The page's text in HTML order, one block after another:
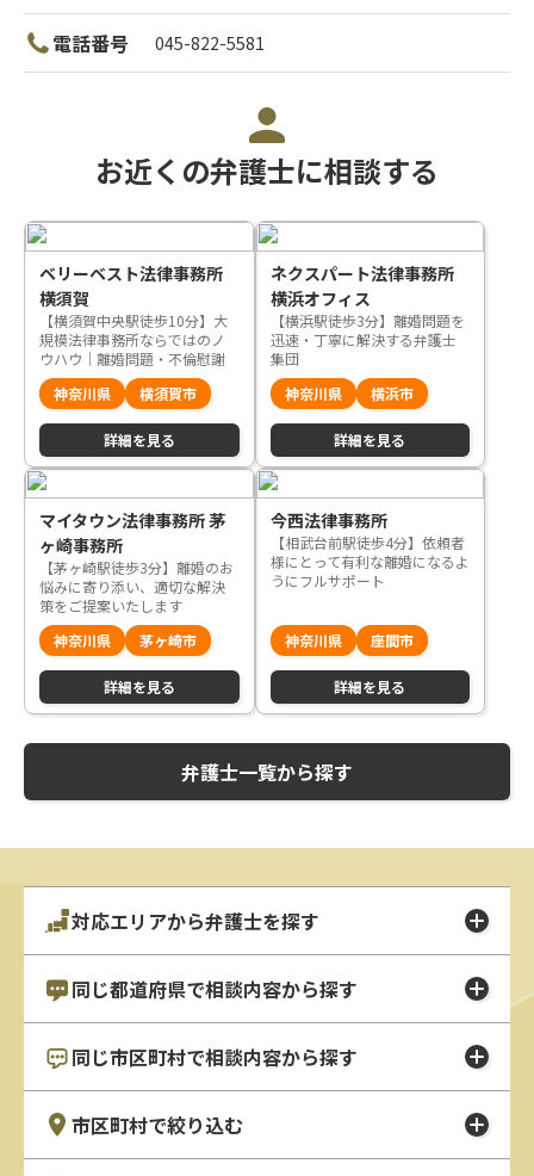
電話番号 045-822-5581
お近くの弁護士に相談する
ベリーベスト法律事務所
横須賀
【横須賀中央駅徒歩10分】大
規模法律事務所ならではのノ
ウハウ｜離婚問題・不倫慰謝
料問題の根本的な解決をサポ
ートいたします
神奈川県 横須賀市
詳細を見る
ネクスパート法律事務所
横浜オフィス
【横浜駅徒歩3分】離婚問題を
迅速・丁寧に解決する弁護士
集団
神奈川県
横浜市
詳細を見る
マイタウン法律事務所 茅
ヶ崎事務所
【茅ヶ崎駅徒歩3分】離婚のお
悩みに寄り添い、適切な解決
策をご提案いたします
神奈川県
茅ヶ崎市
詳細を見る
今西法律事務所
【相武台前駅徒歩4分】依頼者
様にとって有利な離婚になるよ
うにフルサポート
神奈川県 座間市
詳細を見る
弁護士一覧から探す
対応エリアから弁護士を探す
同じ都道府県で相談内容から探す
同じ市区町村で相談内容から探す
市区町村で絞り込む